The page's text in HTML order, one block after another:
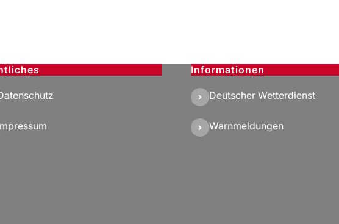
Informationen
Deutscher Wetterdienst
Warnmeldungen